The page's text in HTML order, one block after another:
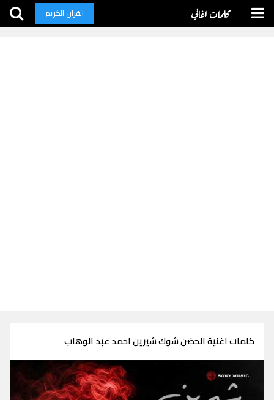
كلمات اغاني القران الكريم
كلمات اغنية الحضن شوك شيرين احمد عبد الوهاب